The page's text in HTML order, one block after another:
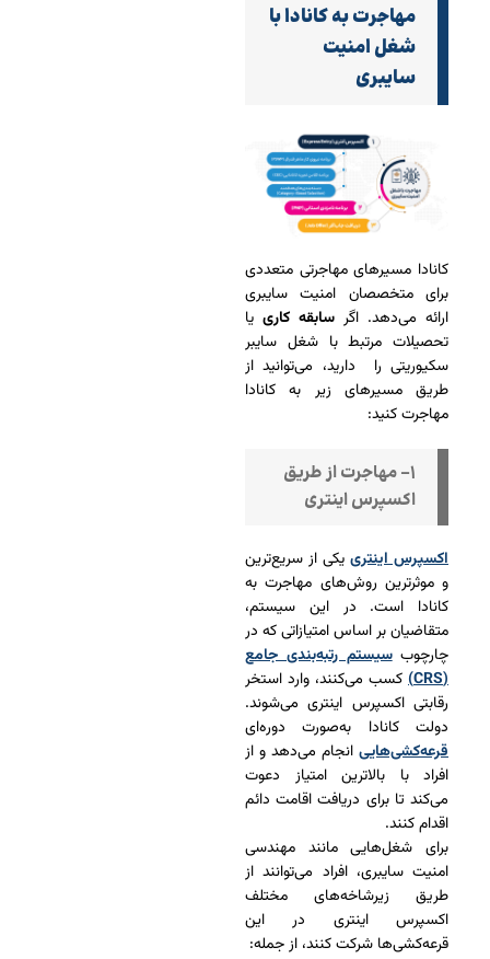
مهاجرت به کانادا با
شغل امنیت
سایبری
کانادا مسیرهای مهاجرتی متعددی
برای متخصصان امنیت سایبری
ارائه می‌دهد. اگر سابقه کاری یا
تحصیلات مرتبط با شغل سایبر
سکیوریتی را دارید، می‌توانید از
طریق مسیرهای زیر به کانادا
مهاجرت کنید:
۱- مهاجرت از طریق
اکسپرس اینتری
اکسپرس اینتری یکی از سریع‌ترین
و موثرترین روش‌های مهاجرت به
کانادا است. در این سیستم،
متقاضیان بر اساس امتیازاتی که در
چارچوبسیستم رتبه‌بندی جامع
(CRS)
کسب می‌کنند، وارد استخر
رقابتی اکسپرس اینتری می‌شوند.
دولت کانادا به‌صورت دوره‌ای
قرعه‌کشی‌هایی انجام می‌دهد و از
افراد با بالاترین امتیاز دعوت
می‌کند تا برای دریافت اقامت دائم
اقدام کنند.
برای شغل‌هایی مانند مهندسی
امنیت سایبری، افراد می‌توانند از
طریق زیرشاخه‌های مختلف
اکسپرس اینتری در این
قرعه‌کشی‌ها شرکت کنند، از جمله: